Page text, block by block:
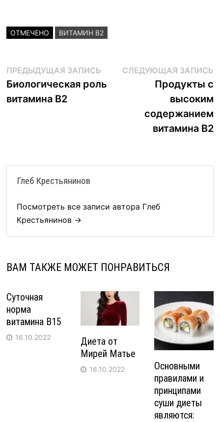
ОТМЕЧЕНО ВИТАМИН B2
Навигация
по
ПРЕДЫДУЩАЯ ЗАПИСЬПредыдущая
запись:
Биологическая роль
витамина B2
СЛЕДУЮЩАЯ ЗАПИСЬ
Продукты с
высоким
содержанием
витамина B2
Глеб Крестьянинов
Посмотреть все записи автора Глеб
Крестьянинов →
ВАМ ТАКЖЕ МОЖЕТ ПОНРАВИТЬСЯ
Суточная
норма
витамина В15
16.10.2022
Диета от
Мирей Матье
16.10.2022
Основными
правилами и
принципами
суши диеты
являются: